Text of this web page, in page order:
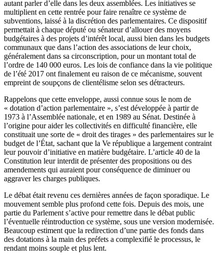
autant parler d’elle dans les deux assemblées. Les initiatives se
multiplient en cette rentrée pour faire renaître ce système de
subventions, laissé à la discrétion des parlementaires. Ce dispositif
permettait à chaque député ou sénateur d’allouer des moyens
budgétaires à des projets d’intérêt local, aussi bien dans les budgets
communaux que dans l’action des associations de leur choix,
généralement dans sa circonscription, pour un montant total de
l’ordre de 140 000 euros. Les lois de confiance dans la vie politique
de l’été 2017 ont finalement eu raison de ce mécanisme, souvent
empreint de soupçons de clientélisme selon ses détracteurs.
Rappelons que cette enveloppe, aussi connue sous le nom de
« dotation d’action parlementaire », s’est développée à partir de
1973 à l’Assemblée nationale, et en 1989 au Sénat. Destinée à
l’origine pour aider les collectivités en difficulté financière, elle
constituait une sorte de « droit des tirages » des parlementaires sur le
budget de l’État, sachant que la Ve république a largement contraint
leur pouvoir d’initiative en matière budgétaire. L’article 40 de la
Constitution leur interdit de présenter des propositions ou des
amendements qui auraient pour conséquence de diminuer ou
aggraver les charges publiques.
Le débat était revenu ces dernières années de façon sporadique. Le
mouvement semble plus profond cette fois. Depuis des mois, une
partie du Parlement s’active pour remettre dans le débat public
l’éventuelle réintroduction ce système, sous une version modernisée.
Beaucoup estiment que la redirection d’une partie des fonds dans
des dotations à la main des préfets a complexifié le processus, le
rendant moins souple et plus lent.